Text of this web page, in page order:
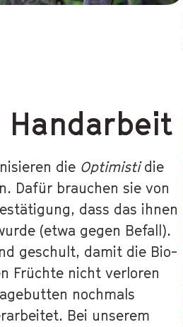
die Optimistidie
Dafür brauchen sie von
dass das ihnen
(etwa gegen Befall).
geschult, damit die Bio-
Früchte nicht verloren
nochmals
Bei unserem